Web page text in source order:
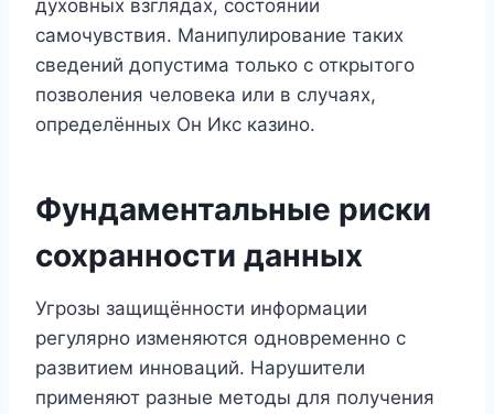
духовных взглядах, состоянии
самочувствия. Манипулирование таких
сведений допустима только с открытого
позволения человека или в случаях,
определённых Он Икс казино.
Фундаментальные риски
сохранности данных
Угрозы защищённости информации
регулярно изменяются одновременно с
развитием инноваций. Нарушители
применяют разные методы для получения